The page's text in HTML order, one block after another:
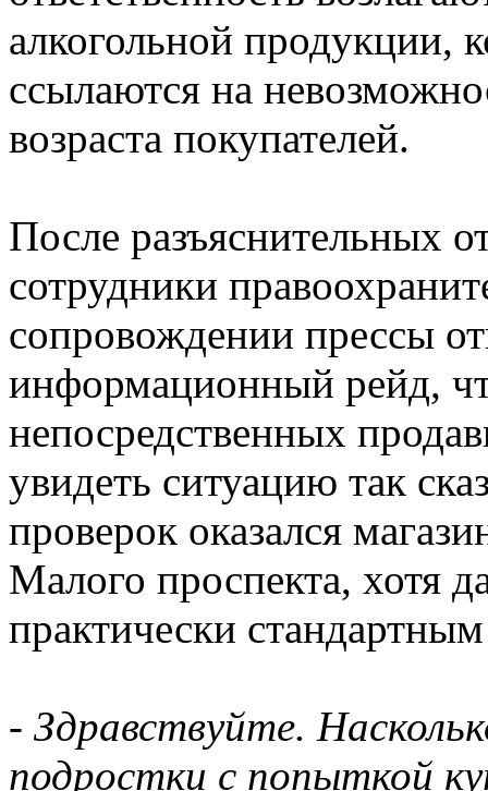
алкогольной продукции,
ссылаются на
возраста покупателей.
После разъяснительных
сотрудники
сопровождении прессы
информационный рейд,
непосредственных
увидеть ситуацию так
проверок оказался
Малого проспекта, хотя
практически
- Здравствуйте.
подростки с попыткой